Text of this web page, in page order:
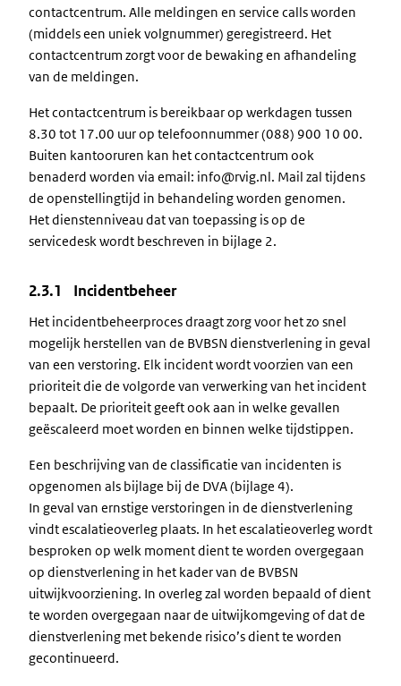
contactcentrum. Alle meldingen en service calls worden
(middels een uniek volgnummer) geregistreerd. Het
contactcentrum zorgt voor de bewaking en afhandeling
van de meldingen.
Het contactcentrum is bereikbaar op werkdagen tussen
8.30 tot 17.00 uur op telefoonnummer (088) 900 10 00.
Buiten kantooruren kan het contactcentrum ook
benaderd worden via email: info@rvig.nl. Mail zal tijdens
de openstellingtijd in behandeling worden genomen.
Het dienstenniveau dat van toepassing is op de
servicedesk wordt beschreven in bijlage 2.
2.3.1 Incidentbeheer
Het incidentbeheerproces draagt zorg voor het zo snel
mogelijk herstellen van de BVBSN dienstverlening in geval
van een verstoring. Elk incident wordt voorzien van een
prioriteit die de volgorde van verwerking van het incident
bepaalt. De prioriteit geeft ook aan in welke gevallen
geëscaleerd moet worden en binnen welke tijdstippen.
Een beschrijving van de classificatie van incidenten is
opgenomen als bijlage bij de DVA (bijlage 4).
In geval van ernstige verstoringen in de dienstverlening
vindt escalatieoverleg plaats. In het escalatieoverleg wordt
besproken op welk moment dient te worden overgegaan
op dienstverlening in het kader van de BVBSN
uitwijkvoorziening. In overleg zal worden bepaald of dient
te worden overgegaan naar de uitwijkomgeving of dat de
dienstverlening met bekende risico’s dient te worden
gecontinueerd.